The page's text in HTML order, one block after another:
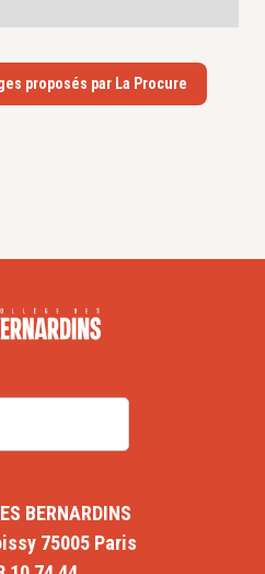
proposés par La Procure
BERNARDINS
75005 Paris